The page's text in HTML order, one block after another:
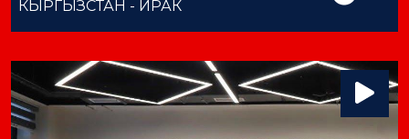
КЫРГЫЗСТАН - ИРАК